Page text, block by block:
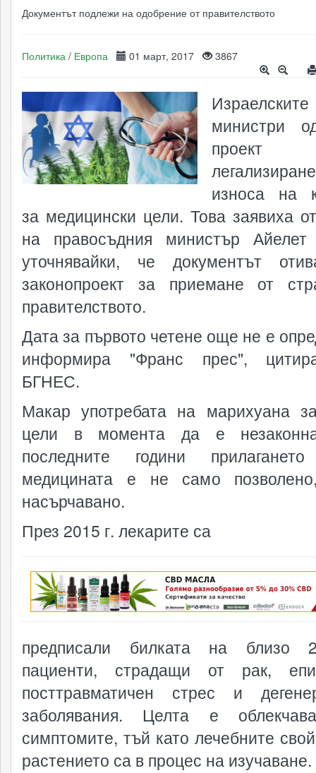
Документът подлежи на одобрение от правителството
Политика / Европа 01 март, 2017 3867
Израелските
министри
износа на
за медицински цели. Това заявиха
на правосъдния министър
уточнявайки, че документът
законопроект за приемане от
правителството.
Дата за първото четене още не е
информира "Франс прес",
БГНЕС.
Макар употребата на марихуана
цели в момента да е
последните години
медицината е не само
насърчавано.
През 2015 г. лекарите са
реклама
предписали билката на близо
пациенти, страдащи от рак,
посттравматичен стрес и
заболявания. Целта е
симптомите, тъй като лечебните
растението са в процес на изучаване.